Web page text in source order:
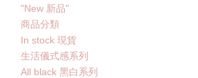
"New 新品"
商品分類
In stock 現貨
生活儀式感系列
All black 黑白系列